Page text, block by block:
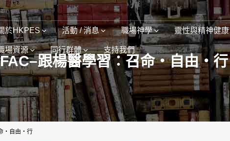
於HKPES 活動 / 消息 職場神學 靈性與精神健康
場資源 同行群體 支持我們
FAC–跟楊醫學習：召命・自由・行
・自由・行